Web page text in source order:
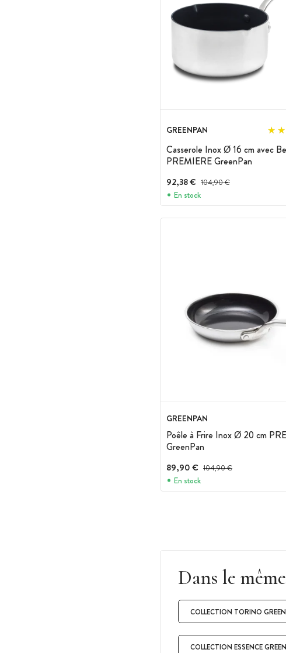
GREENPAN
Casserole Inox Ø 16 cm avec
PREMIERE GreenPan
92,38 € Prix avant réduction :
104,90 €
En stock
GREENPAN
Poêle à Frire Inox Ø 20 cm
GreenPan
89,90 € Prix avant réduction :
104,90 €
En stock
Dans le
COLLECTION TORINO
COLLECTION ESSENCE